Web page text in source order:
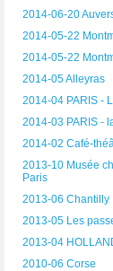
2014-06-20
2014-05-22
2014-05-22
2014-05 Alleyras
2014-04 PARIS -
2014-03 PARIS -
2014-02 Café-
2013-10 Musée
Paris
2013-06 Chantilly
2013-05 Les
2013-04
2010-06 Corse